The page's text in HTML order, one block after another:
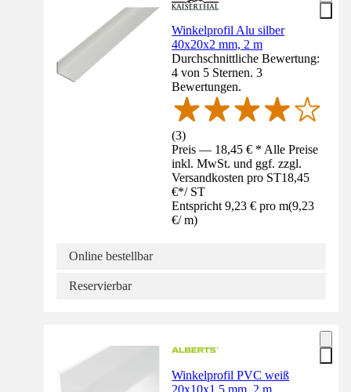
Winkelprofil Alu silber
40x20x2 mm, 2 m
Durchschnittliche Bewertung:
4 von 5 Sternen. 3
Bewertungen.
(3)
Preis — 18,45 € * Alle Preise
inkl. MwSt. und ggf. zzgl.
Versandkosten pro ST18,45
€*/ ST
Entspricht 9,23 € pro m(9,23
€/ m)
Online bestellbar
Reservierbar
Winkelprofil PVC weiß